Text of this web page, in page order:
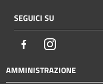
SEGUICI SU
FacebookInstagram
AMMINISTRAZIONE